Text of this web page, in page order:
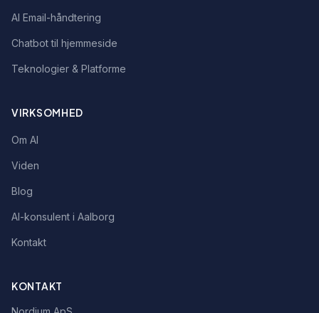
AI Email-håndtering
Chatbot til hjemmeside
Teknologier & Platforme
VIRKSOMHED
Om AI
Viden
Blog
AI-konsulent i Aalborg
Kontakt
KONTAKT